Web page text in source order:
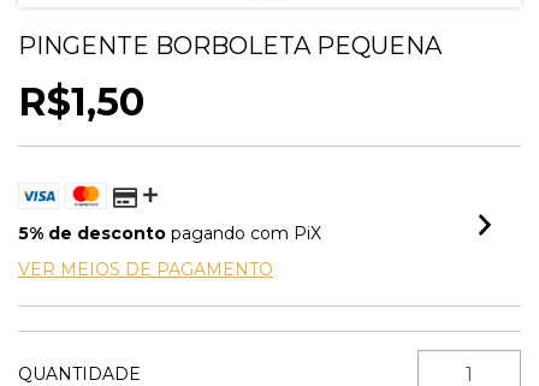
PINGENTE BORBOLETA PEQUENA
R$1,50
5% de desconto pagando com PiX
VER MEIOS DE PAGAMENTO
QUANTIDADE